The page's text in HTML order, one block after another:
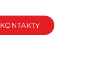
KONTAKTY